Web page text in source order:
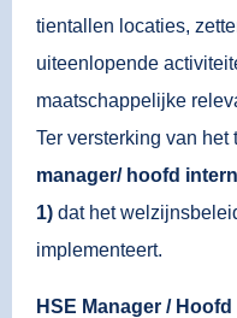
tientallen locaties,
uiteenlopende
maatschappelijke
Ter versterking van
manager/ hoofd
1) dat het
implementeert.
HSE Manager /